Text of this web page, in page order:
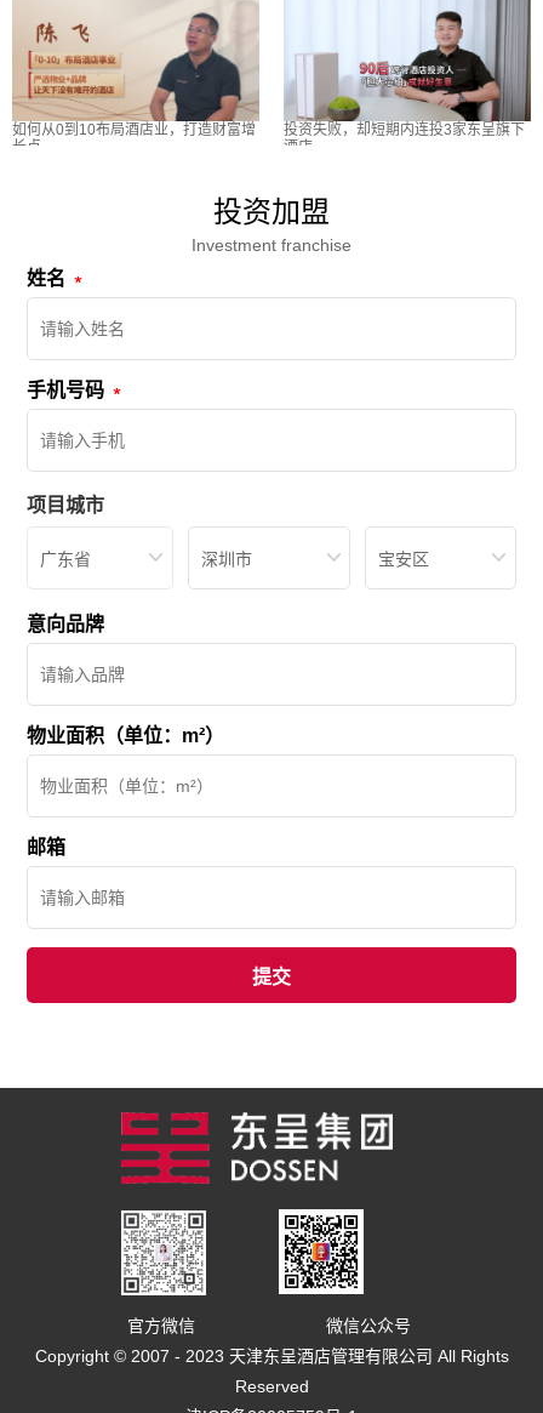
如何从0到10布局酒店业，打造财富增
长点
投资失败，却短期内连投3家东呈旗下
酒店
投资加盟
Investment franchise
姓名
手机号码
项目城市
广东省 深圳市 宝安区
意向品牌
物业面积（单位：m²）
邮箱
官方微信
微信公众号
Copyright © 2007 - 2023 天津东呈酒店管理有限公司 All Rights
Reserved